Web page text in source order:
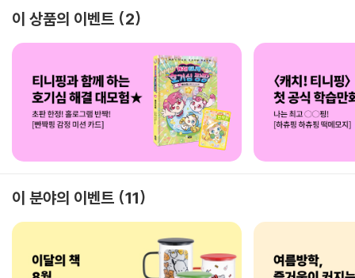
이 상품의 이벤트 2
이 분야의 이벤트 11